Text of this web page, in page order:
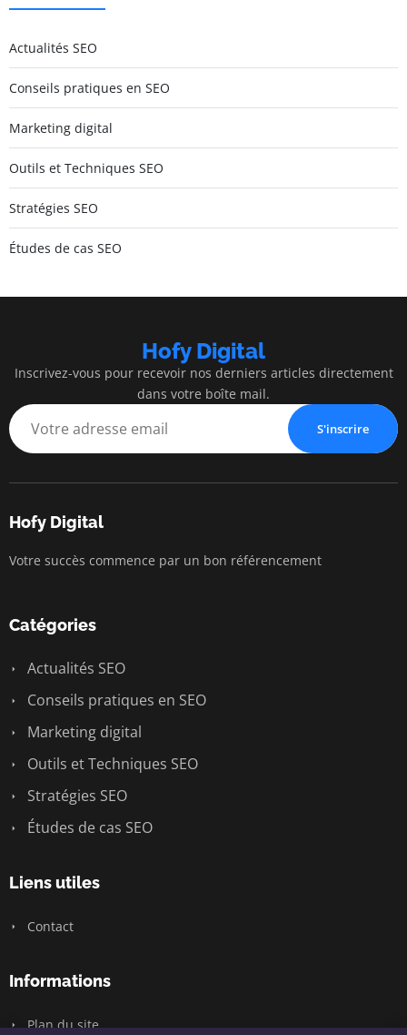
Actualités SEO
Conseils pratiques en SEO
Marketing digital
Outils et Techniques SEO
Stratégies SEO
Études de cas SEO
Hofy Digital
Inscrivez-vous pour recevoir nos derniers articles directement
dans votre boîte mail.
S'inscrire
Hofy Digital
Votre succès commence par un bon référencement
Catégories
Actualités SEO
Conseils pratiques en SEO
Marketing digital
Outils et Techniques SEO
Stratégies SEO
Études de cas SEO
Liens utiles
Contact
Informations
Plan du site